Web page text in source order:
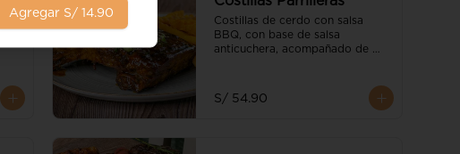
Costillas de cerdo con salsa
BBQ, con base de salsa
anticuchera, acompañado de
S/ 54.90
Agregar S/ 14.90